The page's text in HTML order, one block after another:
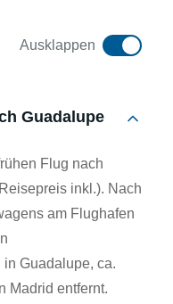
Ausklappen
Guadalupe
Flug nach
inkl.). Nach
am Flughafen
Guadalupe, ca.
Madrid entfernt.